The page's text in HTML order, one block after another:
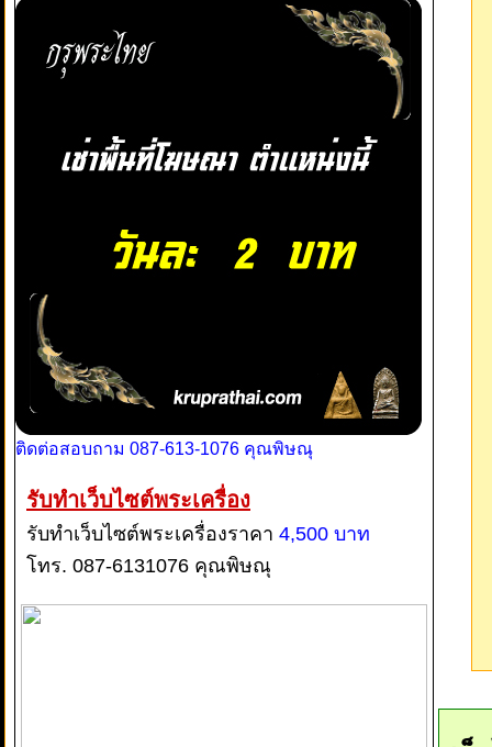
ติดต่อสอบถาม 087-613-1076 คุณพิษณุ
รับทำเว็บไซต์พระเครื่อง
รับทำเว็บไซต์พระเครื่องราคา 4,500 บาท
โทร. 087-6131076 คุณพิษณุ